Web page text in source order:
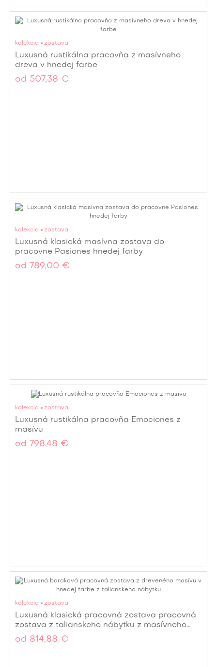
kolekcia zostava
Luxusná rustikálna pracovňa z masívneho
dreva v hnedej farbe
od 507,38 €
kolekcia zostava
Luxusná klasická masívna zostava do
pracovne Pasiones hnedej farby
od 789,00 €
kolekcia zostava
Luxusná rustikálna pracovňa Emociones z
masívu
od 798,48 €
kolekcia zostava
Luxusná klasická pracovná zostava pracovná
zostava z talianskeho nábytku z masívneho
dreva
od 814,88 €